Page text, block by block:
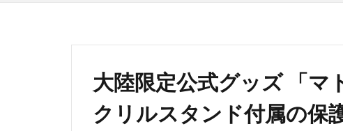
大陸限定公式グッズ 「マ
クリルスタンド付属の保